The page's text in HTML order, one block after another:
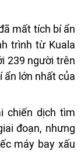
mất tích bí ẩn
trình từ Kuala
239 người trên
ẩn lớn nhất của
chiến dịch tìm
đoạn, nhưng
máy bay xấu